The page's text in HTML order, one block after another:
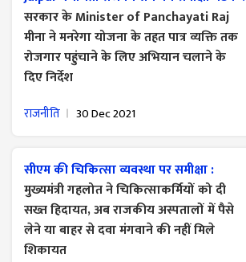
सरकार के Minister of Panchayati Raj
मीना ने मनरेगा योजना के तहत पात्र व्यक्ति तक
रोजगार पहुंचाने के लिए अभियान चलाने के
दिए निर्देश
राजनीति 30 Dec 2021
सीएम की चिकित्सा ​व्यवस्था पर समीक्षा :
मुख्यमंत्री गहलोत ने चिकित्साकर्मियों को दी
सख्त हिदायत, अब राजकीय अस्पतालों में पैसे
लेने या बाहर से दवा मंगवाने की नहीं मिले
शिकायत